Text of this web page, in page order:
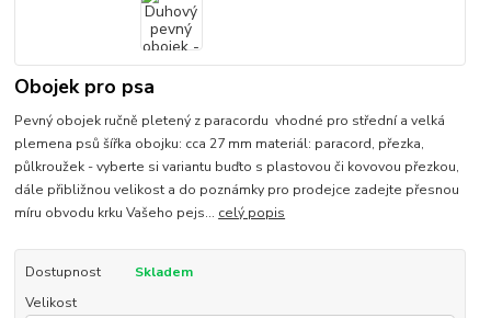
Obojek pro psa
Pevný obojek ručně pletený z paracordu vhodné pro střední a velká
plemena psů šířka obojku: cca 27 mm materiál: paracord, přezka,
půlkroužek - vyberte si variantu buďto s plastovou či kovovou přezkou,
dále přibližnou velikost a do poznámky pro prodejce zadejte přesnou
míru obvodu krku Vašeho pejs... celý popis
Dostupnost
Skladem
Velikost